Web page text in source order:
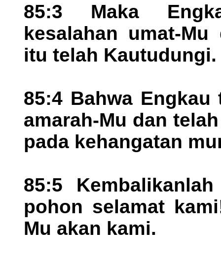
85:3 Maka
kesalahan umat-
itu telah Kautudungi.
85:4 Bahwa
amarah-Mu dan
pada kehangatan
85:5
pohon selamat
Mu akan kami.